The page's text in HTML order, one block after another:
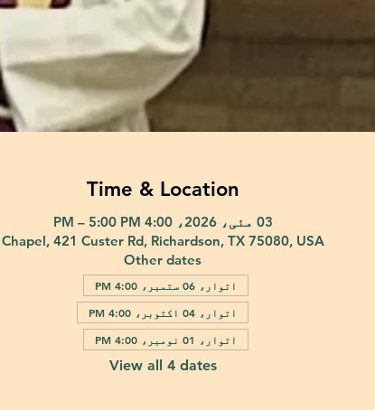
Time & Location
03 مئی، 2026، 4:00 PM – 5:00 PM
Chapel, 421 Custer Rd, Richardson, TX 75080, USA
Other dates
اتوار، 06 ستمبر، 4:00 PM
اتوار، 04 اکتوبر، 4:00 PM
اتوار، 01 نومبر، 4:00 PM
View all 4 dates